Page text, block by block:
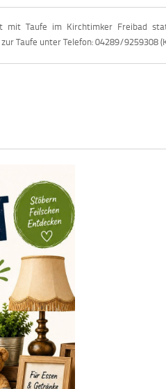
mit Taufe im Kirchtimker Freibad
Taufe unter Telefon: 04289/9259308